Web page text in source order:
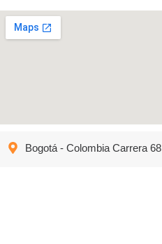
Bogotá - Colombia Carrera